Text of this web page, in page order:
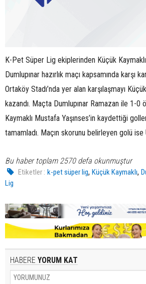
K-Pet Süper Lig ekiplerinden Küçük
Dumlupınar hazırlık maçı kapsamında karşı
Ortaköy Stadı’nda yer alan karşılaşmayı
kazandı. Maçta Dumlupınar Ramazan ile 1-
Kaymaklı Mustafa Yaşınses’in kaydettiği
tamamladı. Maçın skorunu belirleyen golü
Bu haber toplam 2570 defa okunmuştur
Etiketler : k-pet süper lig,Küçük Kaymaklı,
Lig
HABERE YORUM KAT